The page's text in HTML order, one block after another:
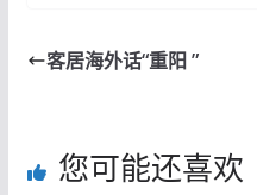
客居海外话“重阳 ”
您可能还喜欢